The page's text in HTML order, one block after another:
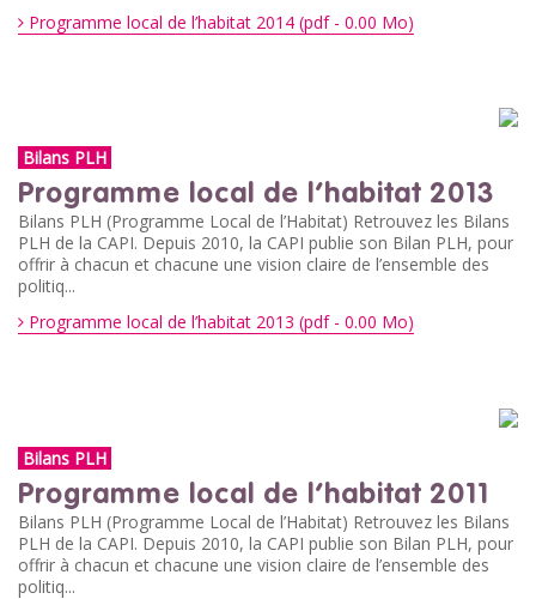
Programme local de l’habitat 2014 (pdf - 0.00 Mo)
Bilans PLH
Programme local de l’habitat 2013
Bilans PLH (Programme Local de l’Habitat) Retrouvez les Bilans
PLH de la CAPI. Depuis 2010, la CAPI publie son Bilan PLH, pour
offrir à chacun et chacune une vision claire de l’ensemble des
politiq...
Programme local de l’habitat 2013 (pdf - 0.00 Mo)
Bilans PLH
Programme local de l’habitat 2011
Bilans PLH (Programme Local de l’Habitat) Retrouvez les Bilans
PLH de la CAPI. Depuis 2010, la CAPI publie son Bilan PLH, pour
offrir à chacun et chacune une vision claire de l’ensemble des
politiq...